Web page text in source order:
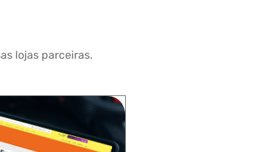
lojas parceiras.